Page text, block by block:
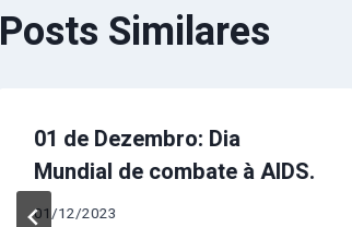
Posts Similares
01 de Dezembro: Dia
Mundial de combate à AIDS.
01/12/2023